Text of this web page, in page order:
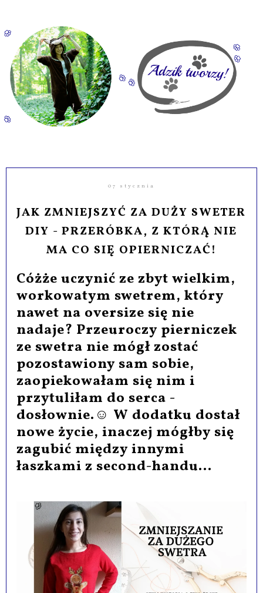
07 stycznia
JAK ZMNIEJSZYĆ ZA DUŻY SWETER
DIY - PRZERÓBKA, Z KTÓRĄ NIE
MA CO SIĘ OPIERNICZAĆ!
Cóżże uczynić ze zbyt wielkim,
workowatym swetrem, który
nawet na oversize się nie
nadaje? Przeuroczy pierniczek
ze swetra nie mógł zostać
pozostawiony sam sobie,
zaopiekowałam się nim i
przytuliłam do serca -
dosłownie.☺ W dodatku dostał
nowe życie, inaczej mógłby się
zagubić między innymi
łaszkami z second-handu...